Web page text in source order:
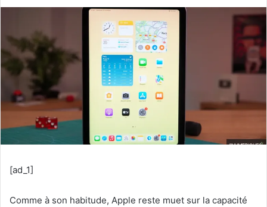
[ad_1]
Comme à son habitude, Apple reste muet sur la capacité